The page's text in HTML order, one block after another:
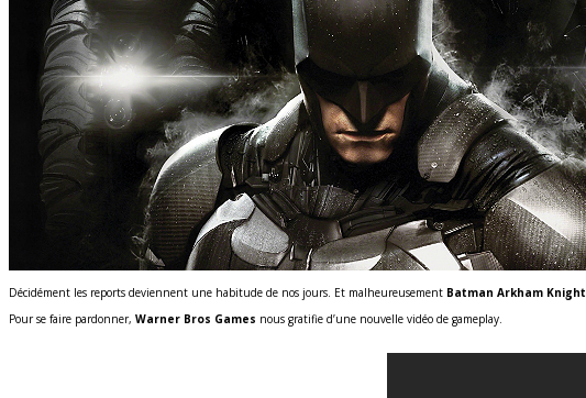
Décidément les reports deviennent une habitude de nos jours. Et malheureusement Batman Arkham Knight
Pour se faire pardonner, Warner Bros Games nous gratifie d’une nouvelle vidéo de gameplay.